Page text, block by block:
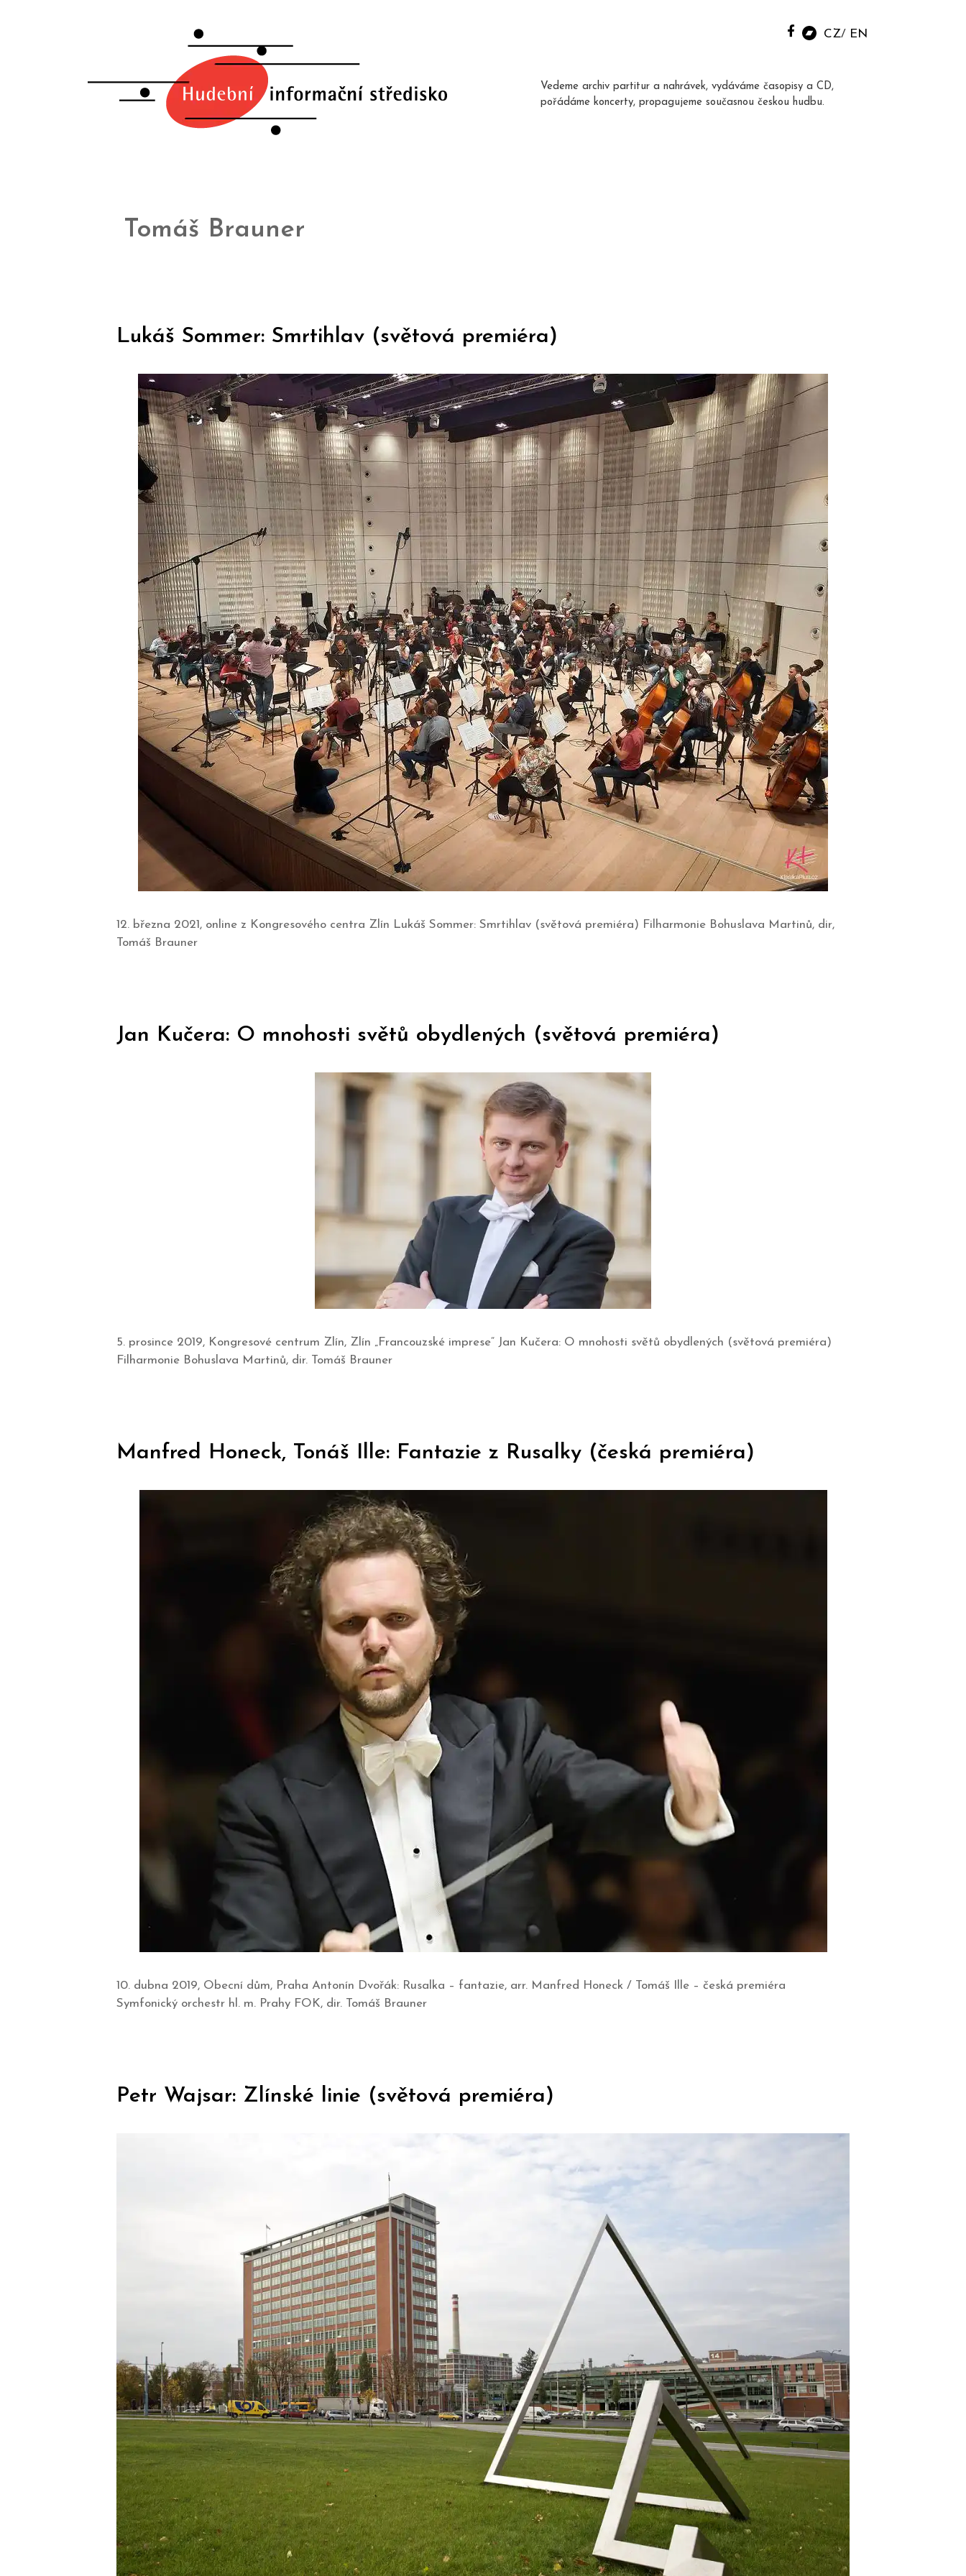
CZ EN
Vedeme archiv partitur a nahrávek, vydáváme časopisy a CD,
pořádáme koncerty, propagujeme současnou českou hudbu.
Tomáš Brauner
Lukáš Sommer: Smrtihlav (světová premiéra)
12. března 2021, online z Kongresového centra Zlín Lukáš Sommer: Smrtihlav (světová premiéra) Filharmonie Bohuslava Martinů, dir,
Tomáš Brauner
Jan Kučera: O mnohosti světů obydlených (světová premiéra)
5. prosince 2019, Kongresové centrum Zlín, Zlín „Francouzské imprese“ Jan Kučera: O mnohosti světů obydlených (světová premiéra)
Filharmonie Bohuslava Martinů, dir. Tomáš Brauner
Manfred Honeck, Tonáš Ille: Fantazie z Rusalky (česká premiéra)
10. dubna 2019, Obecní dům, Praha Antonín Dvořák: Rusalka – fantazie, arr. Manfred Honeck / Tomáš Ille – česká premiéra
Symfonický orchestr hl. m. Prahy FOK, dir. Tomáš Brauner
Petr Wajsar: Zlínské linie (světová premiéra)